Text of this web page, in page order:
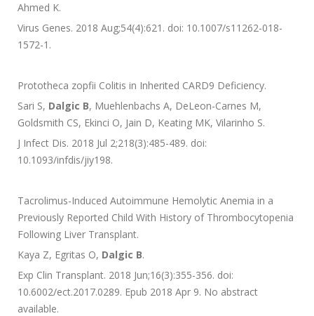
Ahmed K.
Virus Genes. 2018 Aug;54(4):621. doi: 10.1007/s11262-018-
1572-1.
Prototheca zopfii Colitis in Inherited CARD9 Deficiency.
Sari S, Dalgic B, Muehlenbachs A, DeLeon-Carnes M,
Goldsmith CS, Ekinci O, Jain D, Keating MK, Vilarinho S.
J Infect Dis. 2018 Jul 2;218(3):485-489. doi:
10.1093/infdis/jiy198.
Tacrolimus-Induced Autoimmune Hemolytic Anemia in a
Previously Reported Child With History of Thrombocytopenia
Following Liver Transplant.
Kaya Z, Egritas O, Dalgic B.
Exp Clin Transplant. 2018 Jun;16(3):355-356. doi:
10.6002/ect.2017.0289. Epub 2018 Apr 9. No abstract
available.